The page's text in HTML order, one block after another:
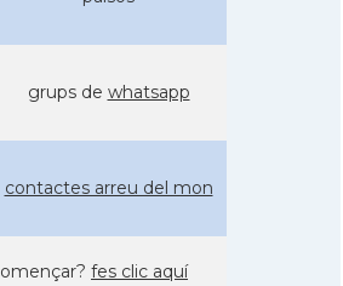
grups de whatsapp
contactes arreu del mon
fes clic aquí